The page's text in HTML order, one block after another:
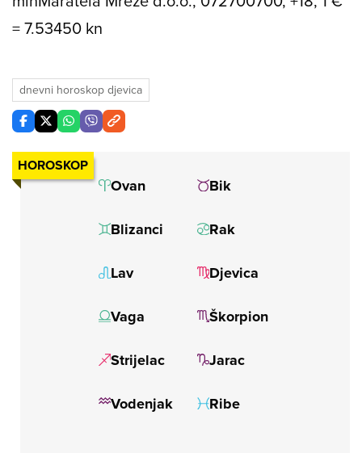
= 7.53450 kn
dnevni horoskop djevica
HOROSKOP